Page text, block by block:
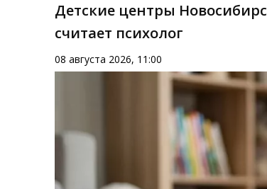
Детские центры
считает психолог
08 августа 2026, 11:00